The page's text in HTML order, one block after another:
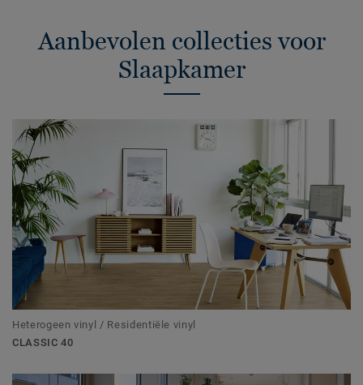
Aanbevolen collecties voor
Slaapkamer
Heterogeen vinyl / Residentiële vinyl
CLASSIC 40